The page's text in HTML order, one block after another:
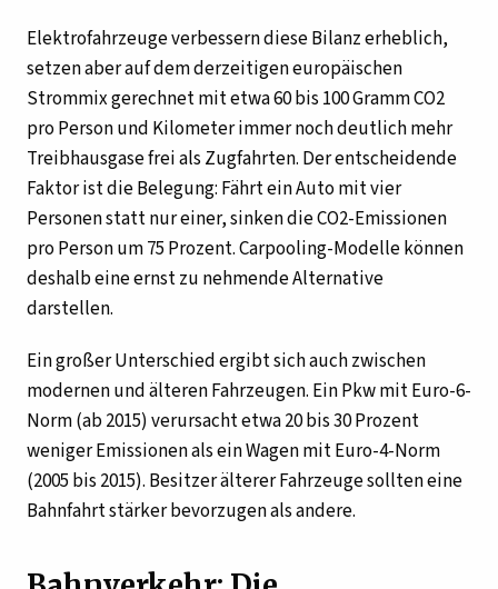
Elektrofahrzeuge verbessern diese Bilanz erheblich,
setzen aber auf dem derzeitigen europäischen
Strommix gerechnet mit etwa 60 bis 100 Gramm CO2
pro Person und Kilometer immer noch deutlich mehr
Treibhausgase frei als Zugfahrten. Der entscheidende
Faktor ist die Belegung: Fährt ein Auto mit vier
Personen statt nur einer, sinken die CO2-Emissionen
pro Person um 75 Prozent. Carpooling-Modelle können
deshalb eine ernst zu nehmende Alternative
darstellen.
Ein großer Unterschied ergibt sich auch zwischen
modernen und älteren Fahrzeugen. Ein Pkw mit Euro-6-
Norm (ab 2015) verursacht etwa 20 bis 30 Prozent
weniger Emissionen als ein Wagen mit Euro-4-Norm
(2005 bis 2015). Besitzer älterer Fahrzeuge sollten eine
Bahnfahrt stärker bevorzugen als andere.